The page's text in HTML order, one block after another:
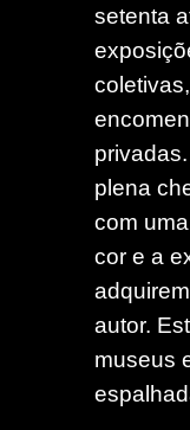
setenta
plena
com
cor e a
autor.
museus